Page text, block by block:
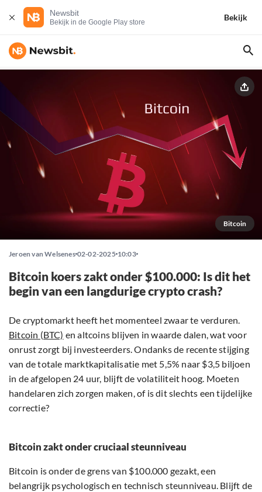
Newsbit
Bekijk in de Google Play store
Bekijk
Bitcoin
Jeroen van Welsenes 02-02-2025 10:03
Bitcoin koers zakt onder $100.000: Is dit het
begin van een langdurige crypto crash?
De cryptomarkt heeft het momenteel zwaar te verduren.
Bitcoin (BTC) en altcoins blijven in waarde dalen, wat voor
onrust zorgt bij investeerders. Ondanks de recente stijging
van de totale marktkapitalisatie met 5,5% naar $3,5 biljoen
in de afgelopen 24 uur, blijft de volatiliteit hoog. Moeten
handelaren zich zorgen maken, of is dit slechts een tijdelijke
correctie?
Bitcoin zakt onder cruciaal steunniveau
Bitcoin is onder de grens van $100.000 gezakt, een
belangrijk psychologisch en technisch steunniveau. Blijft de